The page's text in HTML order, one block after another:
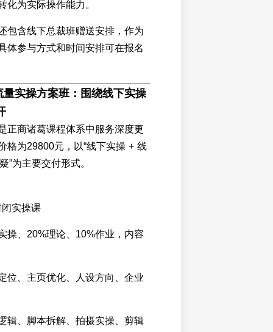
化为实际操作能力。
包含线下总裁班赠送安排，作为
体参与方式和时间安排可在报名
实操方案班：围绕线下实操
正商诸葛课程体系中服务深度更
格为29800元，以“线下实操 + 线
”为主要交付形式。
实操课
操、20%理论、10%作业，内容
位、主页优化、人设方向、企业
辑、脚本拆解、拍摄实操、剪辑